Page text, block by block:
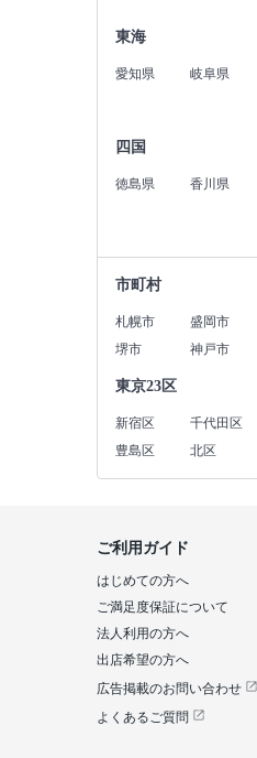
東海
愛知県 岐阜県
四国
徳島県 香川県
市町村
札幌市 盛岡市
堺市
神戸市
東京23区
新宿区 千代田区
豊島区
北区
ご利用ガイド
はじめての方へ
ご満足度保証について
法人利用の方へ
出店希望の方へ
広告掲載のお問い合わせ
よくあるご質問